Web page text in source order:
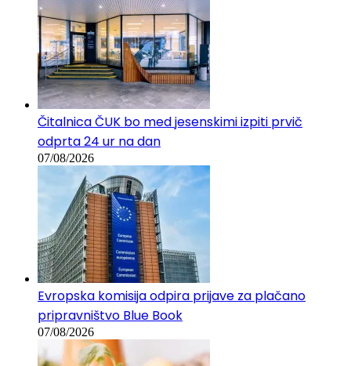
Čitalnica ČUK bo med jesenskimi izpiti prvič
odprta 24 ur na dan
07/08/2026
Evropska komisija odpira prijave za plačano
pripravništvo Blue Book
07/08/2026